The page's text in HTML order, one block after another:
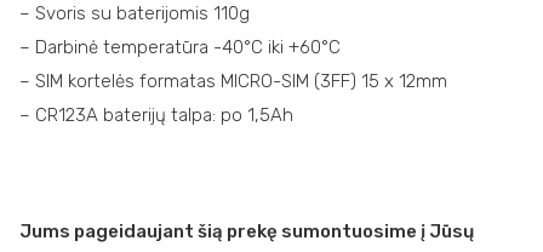
– Svoris su baterijomis 110g
– Darbinė temperatūra -40°C iki +60°C
– SIM kortelės formatas MICRO-SIM (3FF) 15 x 12mm
– CR123A baterijų talpa: po 1,5Ah
Jums pageidaujant šią prekę sumontuosime į Jūsų